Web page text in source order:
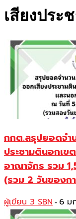
เสียงประ
กกต.สรุปยอดจำ
ประชามตินอกเข
อาณาจักร รวม
(รวม 2 วันของก
ผู้เขียน 3 SBN - 6 ม